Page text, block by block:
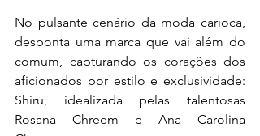
No pulsante cenário da moda carioca,
desponta uma marca que vai além do
comum, capturando os corações dos
aficionados por estilo e exclusividade:
Shiru, idealizada pelas talentosas
Rosana Chreem e Ana Carolina